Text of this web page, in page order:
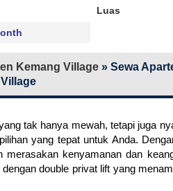
Luas
Kemang Village » Sewa
tak hanya mewah, tetapi juga
yang tepat untuk Anda.
merasakan kenyamanan dan
double privat lift yang